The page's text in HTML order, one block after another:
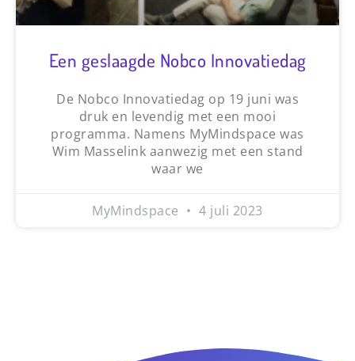
Een geslaagde Nobco Innovatiedag
De Nobco Innovatiedag op 19 juni was
druk en levendig met een mooi
programma. Namens MyMindspace was
Wim Masselink aanwezig met een stand
waar we
MyMindspace 4 juli 2023